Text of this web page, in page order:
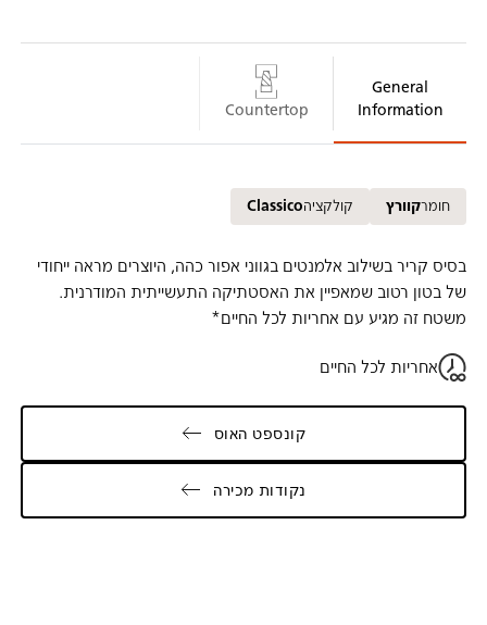
General
Information
Countertop
חומרקוורץ קולקציהClassico
בסיס קריר בשילוב אלמנטים בגווני אפור כהה, היוצרים מראה ייחודי
של בטון רטוב שמאפיין את האסטתיקה התעשייתית המודרנית.
משטח זה מגיע עם אחריות לכל החיים*
אחריות לכל החיים
קונספט האוס
נקודות מכירה